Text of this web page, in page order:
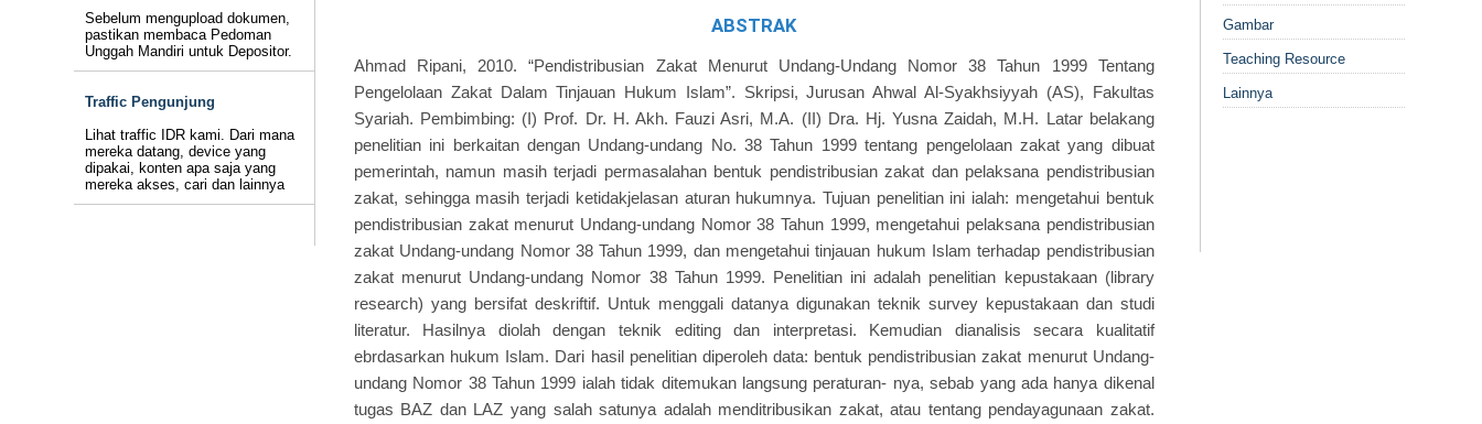
Sebelum mengupload dokumen,
pastikan membaca Pedoman
Unggah Mandiri untuk Depositor.
Traffic Pengunjung
Lihat traffic IDR kami. Dari mana
mereka datang, device yang
dipakai, konten apa saja yang
mereka akses, cari dan lainnya
ABSTRAK
Ahmad Ripani, 2010. “Pendistribusian Zakat Menurut Undang-Undang Nomor 38 Tahun 1999 Tentang
Pengelolaan Zakat Dalam Tinjauan Hukum Islam”. Skripsi, Jurusan Ahwal Al-Syakhsiyyah (AS), Fakultas
Syariah. Pembimbing: (I) Prof. Dr. H. Akh. Fauzi Asri, M.A. (II) Dra. Hj. Yusna Zaidah, M.H. Latar belakang
penelitian ini berkaitan dengan Undang-undang No. 38 Tahun 1999 tentang pengelolaan zakat yang dibuat
pemerintah, namun masih terjadi permasalahan bentuk pendistribusian zakat dan pelaksana pendistribusian
zakat, sehingga masih terjadi ketidakjelasan aturan hukumnya. Tujuan penelitian ini ialah: mengetahui bentuk
pendistribusian zakat menurut Undang-undang Nomor 38 Tahun 1999, mengetahui pelaksana pendistribusian
zakat Undang-undang Nomor 38 Tahun 1999, dan mengetahui tinjauan hukum Islam terhadap pendistribusian
zakat menurut Undang-undang Nomor 38 Tahun 1999. Penelitian ini adalah penelitian kepustakaan (library
research) yang bersifat deskriftif. Untuk menggali datanya digunakan teknik survey kepustakaan dan studi
literatur. Hasilnya diolah dengan teknik editing dan interpretasi. Kemudian dianalisis secara kualitatif
ebrdasarkan hukum Islam. Dari hasil penelitian diperoleh data: bentuk pendistribusian zakat menurut Undang-
undang Nomor 38 Tahun 1999 ialah tidak ditemukan langsung peraturan- nya, sebab yang ada hanya dikenal
tugas BAZ dan LAZ yang salah satunya adalah menditribusikan zakat, atau tentang pendayagunaan zakat.
Gambar
Teaching Resource
Lainnya